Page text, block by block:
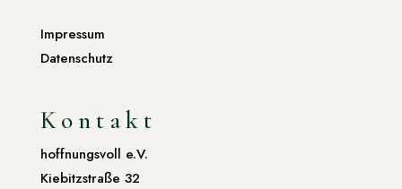
Impressum
Datenschutz
Kontakt
hoffnungsvoll e.V.
Kiebitzstraße 32